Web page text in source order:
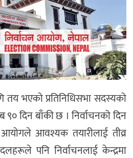
भएको प्रतिनिधिसभा सदस्यको
दिन बाँकी छ । निर्वाचनको दिन
आयोगले आवश्यक तयारीलाई तीव्र
पनि निर्वाचनलाई केन्द्रमा